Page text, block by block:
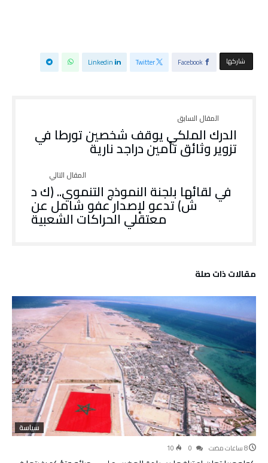
‫‫ شاركها‬ Facebook
Twitter
Linkedin
الدرك الملكي يوقف شخصين تورطا في
تزوير وثائق تأمين دراجد نارية
في لقائها بلجنة النموذج التنموي.. (ك د
ش) تدعو لإصدار عفو شامل عن
معتقلي الحراكات الشعبية
‫مقالات ذات صلة‬
سياسة
10